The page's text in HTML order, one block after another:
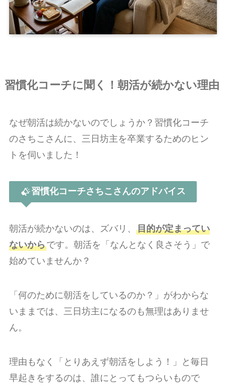
習慣化コーチに聞く！朝活が続かない理由
なぜ朝活は続かないのでしょうか？習慣化コーチ
のさちこさんに、三日坊主を卒業するためのヒン
トを伺いました！
習慣化コーチさちこさんのアドバイス
朝活が続かないのは、ズバリ、 目的が定まってい
ないからです。朝活を「なんとなく良さそう」で
始めていませんか？
「何のために朝活をしているのか？」がわからな
いままでは、三日坊主になるのも無理はありませ
ん。
理由もなく「とりあえず朝活をしよう！」と毎日
早起きをするのは、誰にとってもつらいもので